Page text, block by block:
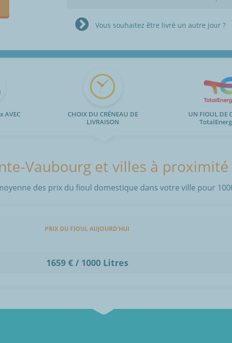
Vous souhaitez être livré un autre jour ?
AVEC
CHOIX DU CRÉNEAU DE
LIVRAISON
UN FIOUL DE
Vaubourg et villes à proximité
des prix du fioul domestique dans votre ville pour
PRIX DU FIOUL AUJOURD'HUI
1659 € / 1000 Litres